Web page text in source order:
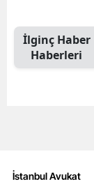
İlginç Haber
Haberleri
İstanbul Avukat